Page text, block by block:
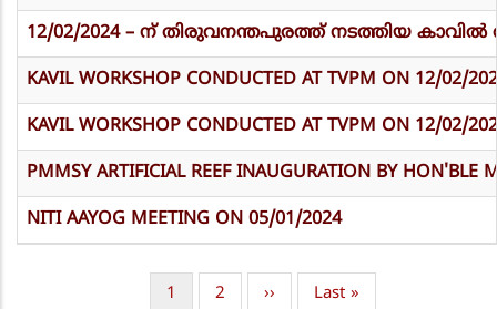
12/02/2024 – ന് തിരുവനന്തപുരത്ത് നടത്തിയ കാവിൽ
KAVIL WORKSHOP CONDUCTED AT TVPM ON 12/02/
KAVIL WORKSHOP CONDUCTED AT TVPM ON 12/02/
PMMSY ARTIFICIAL REEF INAUGURATION BY HON'BLE
NITI AAYOG MEETING ON 05/01/2024
Current
1 Page
2
Next
››
Last
Last »